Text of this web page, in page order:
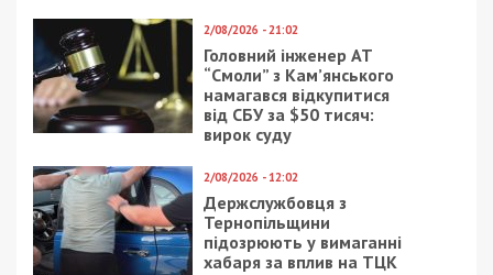
2/08/2026 - 21:02
Головний інженер АТ
“Смоли” з Кам’янського
намагався відкупитися
від СБУ за $50 тисяч:
вирок суду
2/08/2026 - 12:02
Держслужбовця з
Тернопільщини
підозрюють у вимаганні
хабаря за вплив на ТЦК